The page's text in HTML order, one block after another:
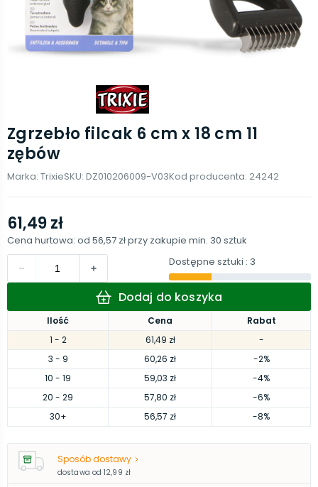
Zgrzebło filcak 6 cm x 18 cm 11
zębów
Marka: TrixieSKU: DZ010206009-V03Kod producenta: 24242
Ilość Cena
Rabat
1 - 2 61,49 zł
-
3 - 9 60,26 zł
-2%
10 - 19 59,03 zł
-4%
20 - 29 57,80 zł
-6%
30+ 56,57 zł -8%
61,49 zł
Cena hurtowa: od 56,57 złprzy zakupie min. 30 sztuk
Dostępne sztuki : 3
Dodaj do koszyka
Sposób dostawy
dostawa od 12,99 zł